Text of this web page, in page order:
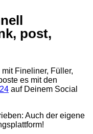
post,
Fineliner, Füller,
es mit den
auf Deinem Social
Auch der eigene